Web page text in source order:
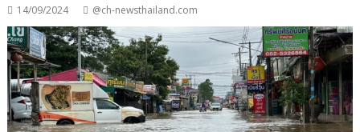
14/09/2024 @ch-newsthailand.com